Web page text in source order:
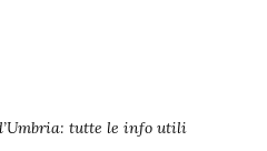
tutte le info utili